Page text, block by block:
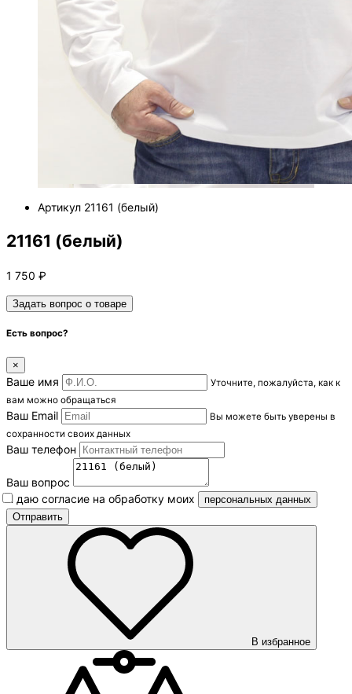
Артикул 21161 (белый)
21161 (белый)
1 750 ₽
Задать вопрос о товаре
Есть вопрос?
×
Ваше имя
Уточните, пожалуйста, как к
вам можно обращаться
Ваш Email
Вы можете быть уверены в
сохранности своих данных
Ваш телефон
Ваш вопрос
Я даю согласие на обработку моих
персональных данных
В избранное